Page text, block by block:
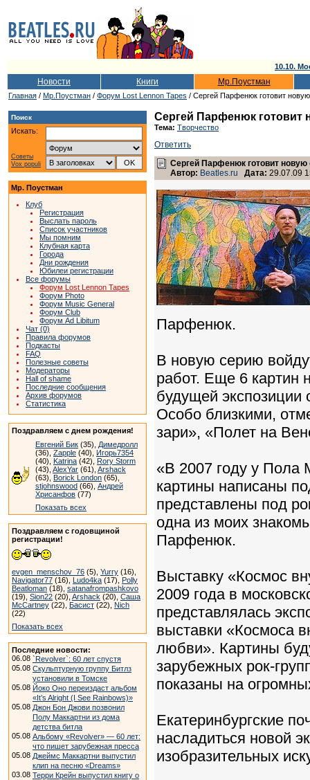
10.10.
Новости Книги Мр.Поустман
Главная / Мр.Поустман / Форум Lost Lennon Tapes / Сергей Парфенюк готовит
Поиск
Искать:
Советы
Vox populi
Мр. Поустман
Клуб
Регистрация
Выслать пароль
Список участников
Мы помним
Клубная карта
Города
Дни рождения
Юбилеи регистрации
Все форумы
Форум Lost Lennon Tapes
Форум Photo
Форум Music General
Форум Club
Форум Ad Libitum
Чат (0)
Правила форумов
Подкасты
FAQ
Полезные советы
Модераторы
Hall of shame
Последние сообщения
Архив форумов
Статистика
Поздравляем с днем рождения!
Евгений Бик (35), Димедролл
(36), Zapple (40), Игорь7354
(40), Katrina (42), Rory Storm
(43), AlexYar (61), Arshack
(63), Borick London (65),
stjohnswood (66), Андрей
Хрисанфов (77)
Показать всех
Поздравляем с годовщиной
регистрации!
evgen_menschov_76 (5), Yurry (16),
Navigator77 (16), Ludo4ka (17), Polly
Beatloman (18), satanafrompashkovo
(19), Sion22 (20), Arshack (20), Саша
McCartney (22), Басист (22), Nich
(22)
Показать всех
Последние новости:
06.08 `Revolver`: 60 лет спустя
05.08 Скульптурную группу Битлз
установили в Томске
05.08 Йоко Оно переиздаст альбом
«It’s Alright (I See Rainbows)»
05.08 Джон Бон Джови позвонил
Полу Маккартни из дома
детства битла
05.08 Альбому «Revolver» — 60 лет:
что пишет зарубежная пресса
05.08 Джеймс Маккартни выпустил
клип на песню «Dreams»
03.08 Терри Крейн выпустил книгу о
Сергей Парфенюк готовит
Тема: Творчество
Ответить
Сергей Парфенюк готовит новую
Автор: Beatles.ru Дата: 29.07.09
Парфенюк.
В новую серию
работ. Еще 6 картин
будущей экспозиции
Особо близкими,
зари», «Полет на
«В 2007 году у Пола
картины написаны
представлены под
одна из моих
Парфенюк.
Выставку «Космос
2009 года в
представлялась
выставки «Космоса
любви». Картины
зарубежных рок-
показаны на
Екатеринбургские
насладиться новой
изобразительных